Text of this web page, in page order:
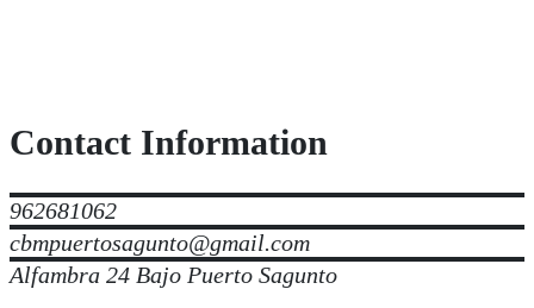
Contact Information
962681062
cbmpuertosagunto@gmail.com
Alfambra 24 Bajo Puerto Sagunto